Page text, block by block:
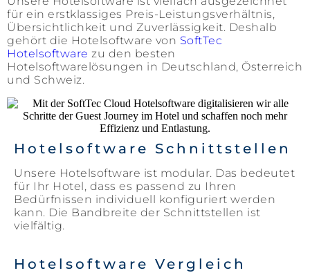
für ein erstklassiges Preis-Leistungsverhältnis,
Übersichtlichkeit und Zuverlässigkeit. Deshalb
gehört die Hotelsoftware von SoftTec
Hotelsoftware zu den besten
Hotelsoftwarelösungen in Deutschland, Österreich
und Schweiz.
Hotelsoftware Schnittstellen
Unsere Hotelsoftware ist modular. Das bedeutet
für Ihr Hotel, dass es passend zu Ihren
Bedürfnissen individuell konfiguriert werden
kann. Die Bandbreite der Schnittstellen ist
vielfältig.
Hotelsoftware Vergleich